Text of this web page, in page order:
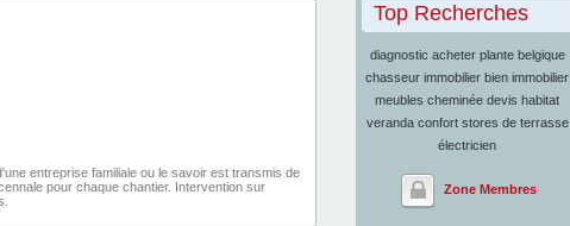
entreprise familiale ou le savoir est transmis de
pour chaque chantier. Intervention sur
Top Recherches
diagnostic acheter plante belgique
chasseur immobilier bien immobilier
meubles cheminée devis habitat
veranda confort stores de terrasse
électricien
Zone Membres